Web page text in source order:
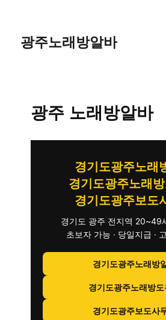
광주노래방알바
광주 노래방알바
경기도광주노래
경기도광주노래
경기도광주보도
경기도 광주 전지역 20~49
초보자 가능 · 당일지급 ·
경기도광주노래방
경기도광주노래방도
경기도광주보도사